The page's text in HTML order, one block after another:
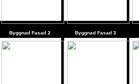
Byggnad Fasad 2 Byggnad Fasad 3